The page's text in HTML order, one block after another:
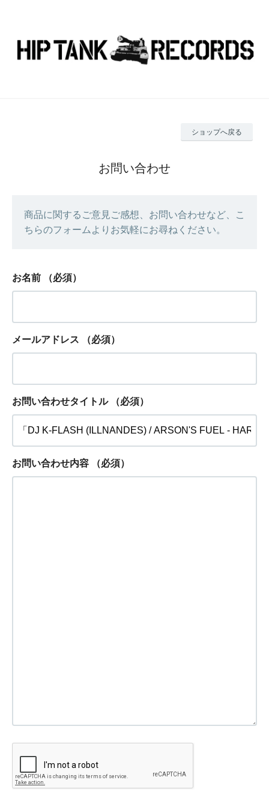
ショップへ戻る
お問い合わせ
商品に関するご意見ご感想、お問い合わせなど、こ
ちらのフォームよりお気軽にお尋ねください。
お名前 （必須）
メールアドレス （必須）
お問い合わせタイトル （必須）
お問い合わせ内容 （必須）